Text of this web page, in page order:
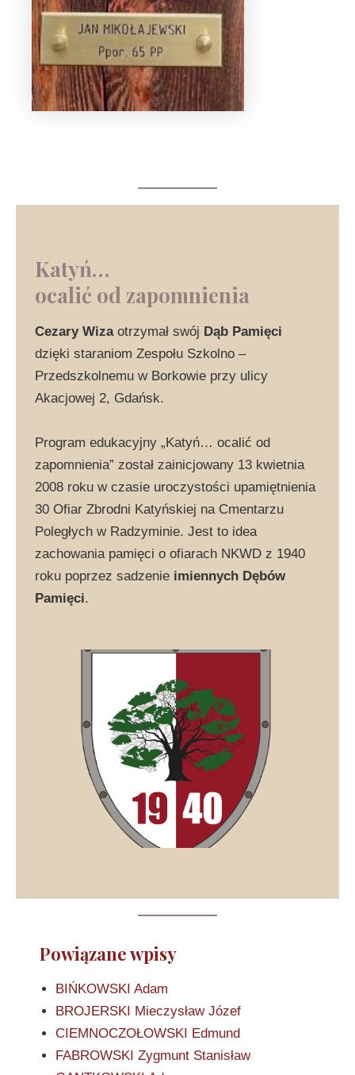
Katyń…
ocalić od zapomnienia
Cezary Wiza otrzymał swój Dąb Pamięci
dzięki staraniom Zespołu Szkolno –
Przedszkolnemu w Borkowie przy ulicy
Akacjowej 2, Gdańsk.
Program edukacyjny „Katyń… ocalić od
zapomnienia” został zainicjowany 13 kwietnia
2008 roku w czasie uroczystości upamiętnienia
30 Ofiar Zbrodni Katyńskiej na Cmentarzu
Poległych w Radzyminie. Jest to idea
zachowania pamięci o ofiarach NKWD z 1940
roku poprzez sadzenie imiennych Dębów
Pamięci.
Powiązane wpisy
BIŃKOWSKI Adam
BROJERSKI Mieczysław Józef
CIEMNOCZOŁOWSKI Edmund
FABROWSKI Zygmunt Stanisław